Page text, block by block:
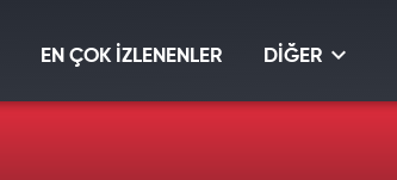
EN ÇOK İZLENENLER DİĞER